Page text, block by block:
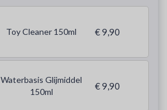
Toy Cleaner 150ml € 9,90
Waterbasis Glijmiddel
150ml
€ 9,90